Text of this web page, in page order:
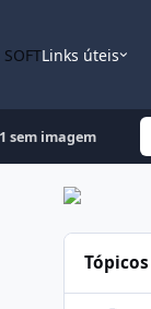
Links úteis
sem imagem
Tópicos